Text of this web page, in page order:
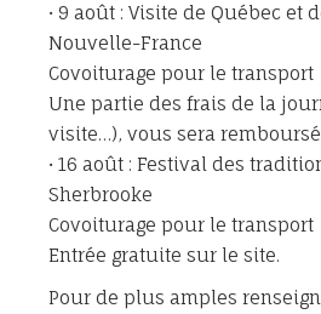
• 9 août : Visite de Québec et
Nouvelle-France
Covoiturage pour le transport
Une partie des frais de la
visite…), vous sera
• 16 août : Festival des
Sherbrooke
Covoiturage pour le transport
Entrée gratuite sur le site.
Pour de plus amples